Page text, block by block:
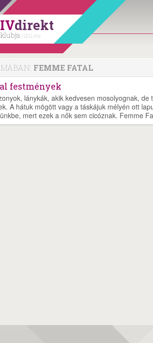
direkt
| 2011 óta
FEMME FATAL
festmények
lánykák, akik kedvesen mosolyognak,
A hátuk mögött vagy a táskájuk mélyén ott
mert ezek a nők sem cicóznak. Femme